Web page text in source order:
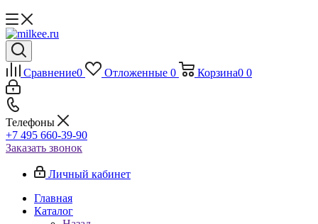
Сравнение0 Отложенные 0 Корзина0 0
Телефоны
+7 495 660-39-90
Заказать звонок
Личный кабинет
Главная
Каталог